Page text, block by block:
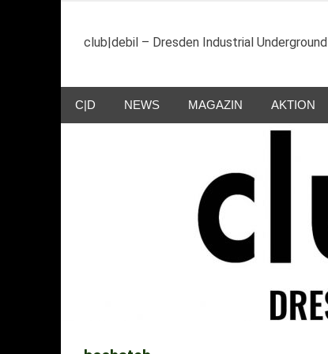
springen
club|debil – Dresden Industrial Underground
C|D NEWS MAGAZIN AKTION